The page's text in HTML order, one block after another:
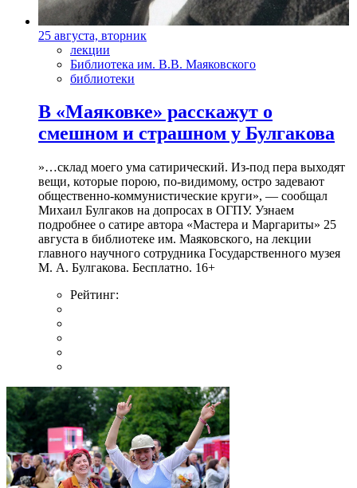
25 августа, вторник
лекции
Библиотека им. В.В. Маяковского
библиотеки
В «Маяковке» расскажут о
смешном и страшном у Булгакова
»…склад моего ума сатирический. Из-под пера выходят
вещи, которые порою, по-видимому, остро задевают
общественно-коммунистические круги», — сообщал
Михаил Булгаков на допросах в ОГПУ. Узнаем
подробнее о сатире автора «Мастера и Маргариты» 25
августа в библиотеке им. Маяковского, на лекции
главного научного сотрудника Государственного музея
М. А. Булгакова. Бесплатно. 16+
Рейтинг: